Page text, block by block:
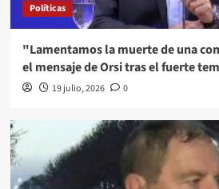
Políticas
"Lamentamos la muerte de una
el mensaje de Orsi tras el fuerte
19 julio, 2026 0